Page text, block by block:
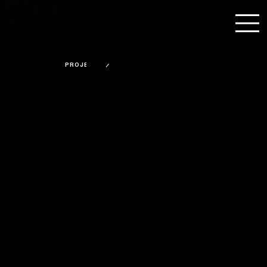
US
PROJECTS